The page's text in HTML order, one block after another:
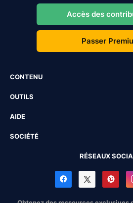
Accès des
Passer
CONTENU
OUTILS
AIDE
SOCIÉTÉ
RÉSEAUX